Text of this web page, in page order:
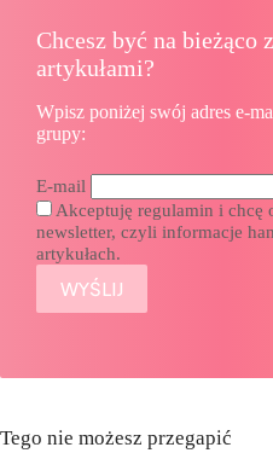
Chcesz być na bieżąco
artykułami?
Wpisz poniżej swój adres e-
grupy:
E-mail
Akceptuję regulamin i chcę
newsletter, czyli informacje
artykułach.
Tego nie możesz przegapić